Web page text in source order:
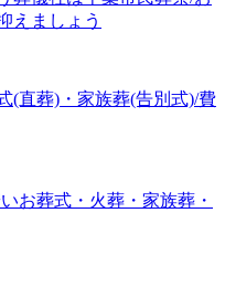
えましょう
(直葬)・家族葬(告別式)/費
お葬式・火葬・家族葬・